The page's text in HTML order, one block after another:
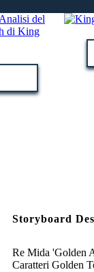
Storyboard
Re Mida 'Golden
Caratteri Golden